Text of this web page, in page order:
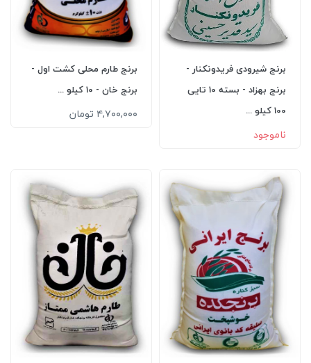
برنج شیرودی فریدونکنار -
برنج بهزاد - بسته 10 تایی
100 کیلو ...
ناموجود
برنج طارم محلی کشت اول -
برنج خان - 10 کیلو ...
۴,۷۰۰,۰۰۰ تومان